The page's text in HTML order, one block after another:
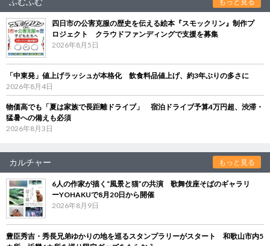
四日市の公害克服の歴史を伝える絵本『スモックリン』制作プ
ロジェクト クラウドファンディングで支援を募集
2026年8月5日
「中東発」値上げラッシュが本格化 飲食料品値上げ、約3年ぶりの多さに
2026年8月4日
物価高でも「夏は家族で長距離ドライブ」 宿泊ドライブ予算4万円超、渋滞・
猛暑への備えも必須
2026年8月3日
カルチャー もっと見る
6人の作家が描く“風景と猫”の共演 歌舞伎座そばのギャラリ
ーYOHAKUで8月20日から開催
2026年8月9日
豊臣秀吉・秀長兄弟ゆかりの地を巡るスタンプラリーがスタート 和歌山市内5